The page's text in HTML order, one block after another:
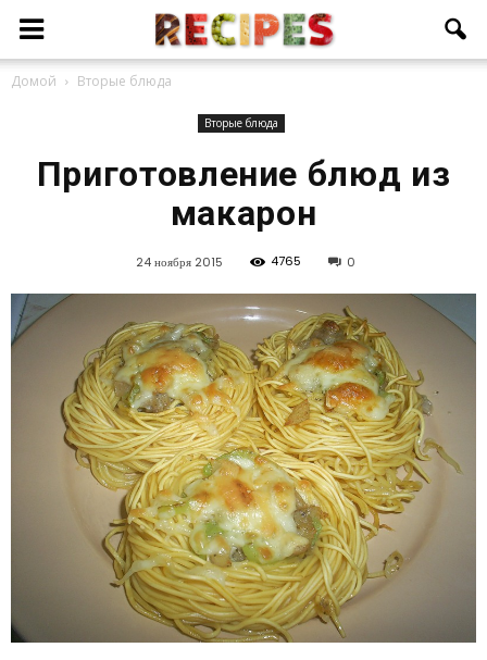
Домой Вторые блюда
Вторые блюда
Приготовление блюд из
макарон
24 ноября 2015 4765 0